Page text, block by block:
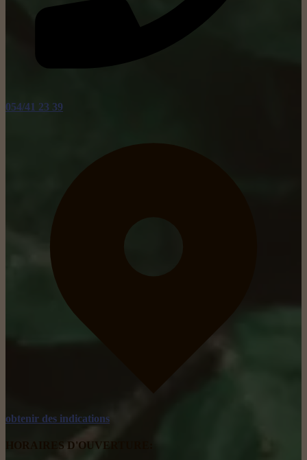
054/41 23 39
obtenir des indications
HORAIRES D'OUVERTURE: